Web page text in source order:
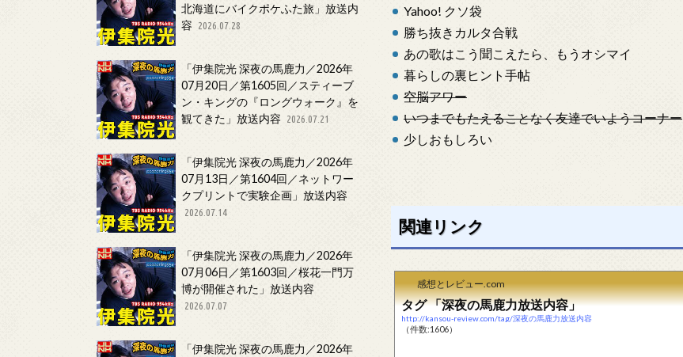
Yahoo! クソ袋
勝ち抜きカルタ合戦
あの歌はこう聞こえたら、もうオシマイ
暮らしの裏ヒント手帖
空脳アワー
いつまでもたえることなく友達でいようコーナー
少しおもしろい
関連リンク
感想とレビュー.com
タグ 「深夜の馬鹿力放送内容」
http://kansou-review.com/tag/深夜の馬鹿力放送内容
（件数:1606）
北海道にバイクポケふた旅」放送内
容
2026.07.28
「伊集院光 深夜の馬鹿力／2026年
07月20日／第1605回／スティーブ
ン・キングの『ロングウォーク』を
観てきた」放送内容
2026.07.21
「伊集院光 深夜の馬鹿力／2026年
07月13日／第1604回／ネットワー
クプリントで実験企画」放送内容
2026.07.14
「伊集院光 深夜の馬鹿力／2026年
07月06日／第1603回／桜花一門万
博が開催された」放送内容
2026.07.07
「伊集院光 深夜の馬鹿力／2026年